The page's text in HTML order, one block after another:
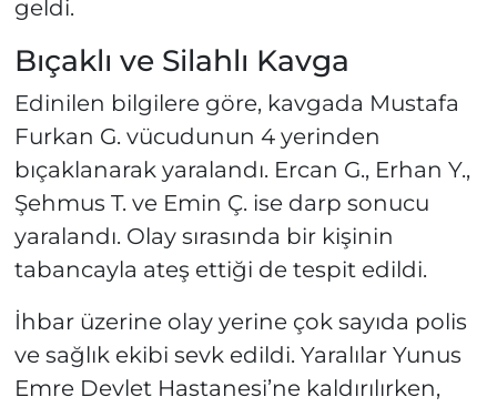
geldi.
Bıçaklı ve Silahlı Kavga
Edinilen bilgilere göre, kavgada Mustafa
Furkan G. vücudunun 4 yerinden
bıçaklanarak yaralandı. Ercan G., Erhan Y.,
Şehmus T. ve Emin Ç. ise darp sonucu
yaralandı. Olay sırasında bir kişinin
tabancayla ateş ettiği de tespit edildi.
İhbar üzerine olay yerine çok sayıda polis
ve sağlık ekibi sevk edildi. Yaralılar Yunus
Emre Devlet Hastanesi’ne kaldırılırken,